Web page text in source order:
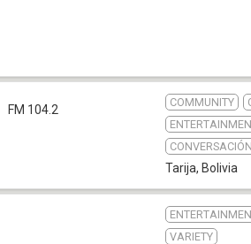
FM 104.2
COMMUNITY
CONVERSACIÓN
Tarija, Bolivia
VARIETY